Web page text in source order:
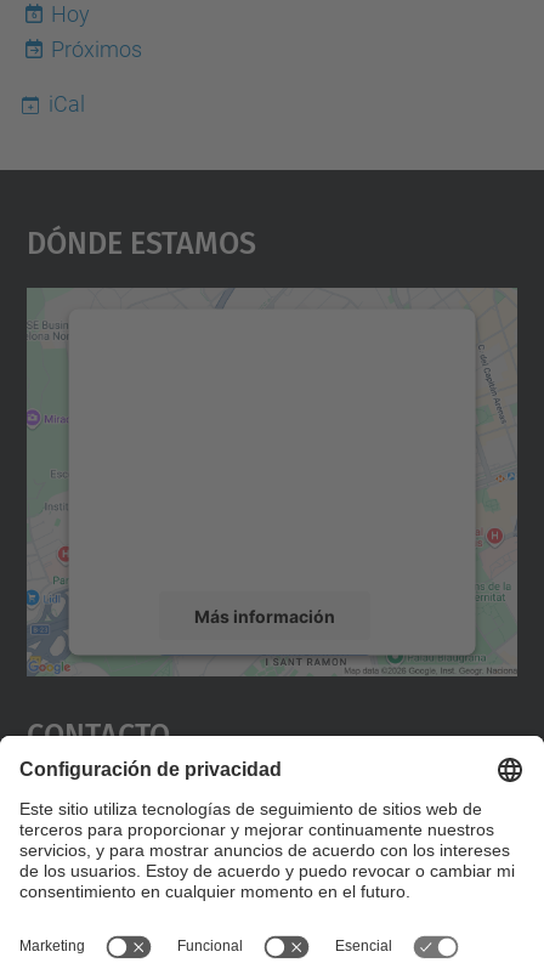
6
Hoy
Próximos
iCal
Dónde Estamos
Más información
Aceptar
powered by
Contacto
Editad en la página "Contacto personalizado", que
encontraréis en la raíz de español, vuestros datos
personalizados de contacto.
Formulario de contacto